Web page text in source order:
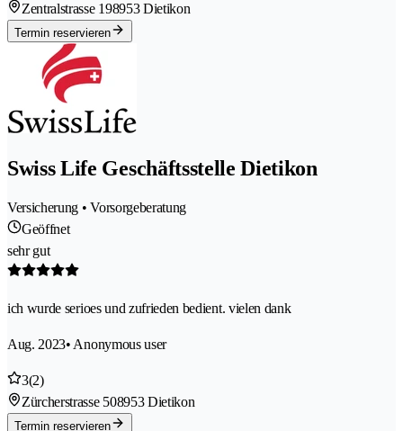
Zentralstrasse 198953 Dietikon
Termin reservieren
Swiss Life Geschäftsstelle Dietikon
Versicherung • Vorsorgeberatung
Geöffnet
sehr gut
ich wurde serioes und zufrieden bedient. vielen dank
Aug. 2023• Anonymous user
3(2)
Zürcherstrasse 508953 Dietikon
Termin reservieren